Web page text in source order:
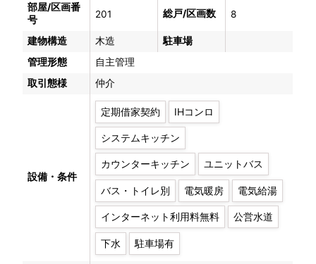
部屋/区画番
号
201 総戸/区画数 8
建物構造 木造
駐車場
管理形態
自主管理
取引態様
仲介
設備・条件
定期借家契約 IHコンロ
システムキッチン
カウンターキッチン ユニットバス
バス・トイレ別 電気暖房 電気給湯
インターネット利用料無料 公営水道
下水 駐車場有